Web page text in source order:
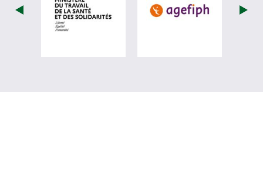
visiter les site de Ministère du travail
visiter les